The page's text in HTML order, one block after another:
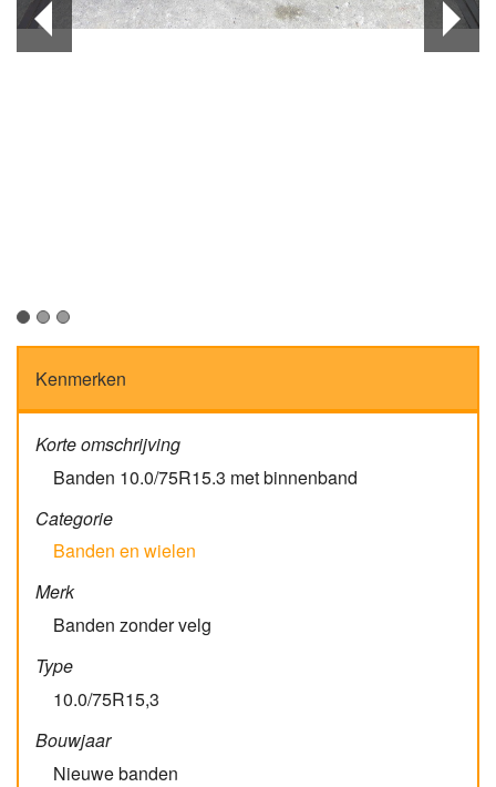
Kenmerken
Korte omschrijving
Banden 10.0/75R15.3 met binnenband
Categorie
Banden en wielen
Merk
Banden zonder velg
Type
10.0/75R15,3
Bouwjaar
Nieuwe banden